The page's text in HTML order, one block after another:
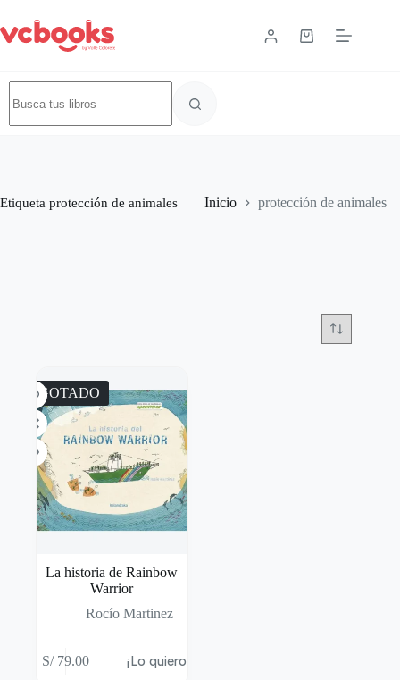
Etiqueta protección de animales Inicio protección de animales
AGOTADO
La historia de Rainbow
Warrior
Rocío Martinez
S/79.00 ¡Lo quiero!